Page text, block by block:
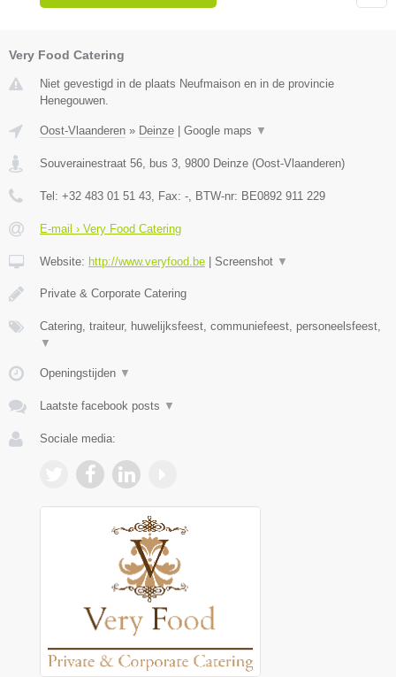
Very Food Catering
Niet gevestigd in de plaats Neufmaison en in de provincie
Henegouwen.
Oost-Vlaanderen » Deinze Google maps ▼
Souverainestraat 56, bus 3, 9800 Deinze (Oost-Vlaanderen)
Tel: +32 483 01 51 43, Fax: -, BTW-nr: BE0892 911 229
E-mail › Very Food Catering
Website: http://www.veryfood.be Screenshot ▼
Private & Corporate Catering
Catering, traiteur, huwelijksfeest, communiefeest, personeelsfeest,
▼
Openingstijden ▼
Laatste facebook posts ▼
Sociale media: